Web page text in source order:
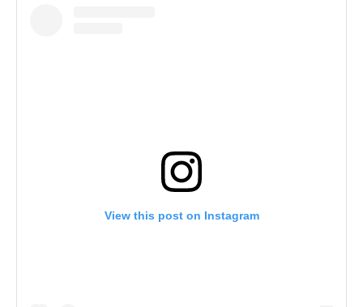
View this post on Instagram